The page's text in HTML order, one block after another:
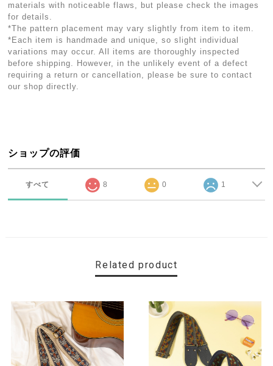
materials with noticeable flaws, but please check the images
for details.
*The pattern placement may vary slightly from item to item.
*Each item is handmade and unique, so slight individual
variations may occur. All items are thoroughly inspected
before shipping. However, in the unlikely event of a defect
requiring a return or cancellation, please be sure to contact
our shop directly.
ショップの評価
すべて 8 0 1
Related product